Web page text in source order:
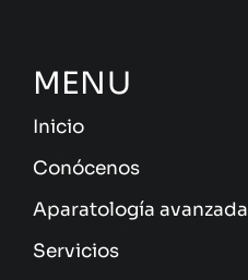
MENU
Inicio
Conócenos
Aparatología avanzada
Servicios